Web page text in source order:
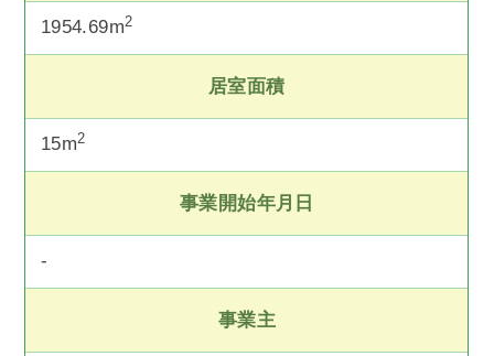
1954.69m2
居室面積
15m2
事業開始年月日
-
事業主